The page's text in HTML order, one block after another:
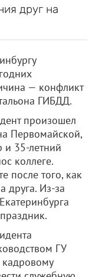
друг на
— конфликт
ГИБДД.
произошел
Первомайской,
и 35-летний
коллеге.
после того, как
друга. Из-за
ГУ